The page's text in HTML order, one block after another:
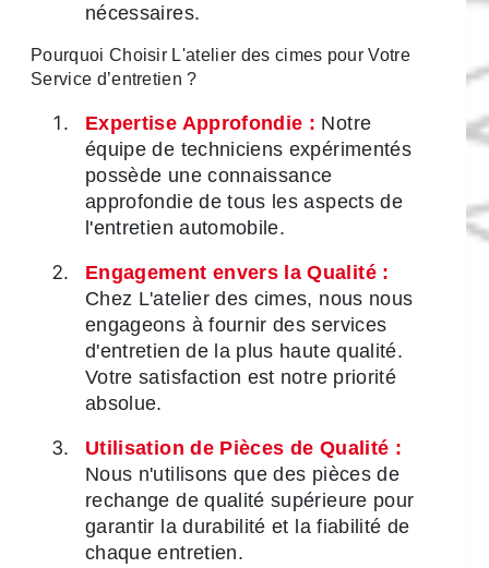
nécessaires.
Pourquoi Choisir L'atelier des cimes pour Votre
Service d’entretien ?
Expertise Approfondie : Notre
équipe de techniciens expérimentés
possède une connaissance
approfondie de tous les aspects de
l'entretien automobile.
Engagement envers la Qualité :
Chez L'atelier des cimes, nous nous
engageons à fournir des services
d'entretien de la plus haute qualité.
Votre satisfaction est notre priorité
absolue.
Utilisation de Pièces de Qualité :
Nous n'utilisons que des pièces de
rechange de qualité supérieure pour
garantir la durabilité et la fiabilité de
chaque entretien.